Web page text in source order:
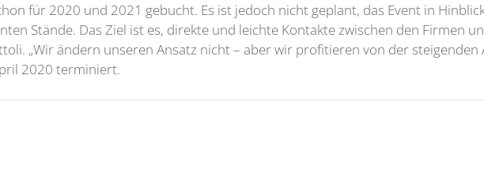
für 2020 und 2021 gebucht. Es ist jedoch nicht geplant, das Event in
Stände. Das Ziel ist es, direkte und leichte Kontakte zwischen den Firmen
„Wir ändern unseren Ansatz nicht – aber wir profitieren von der
2020 terminiert.